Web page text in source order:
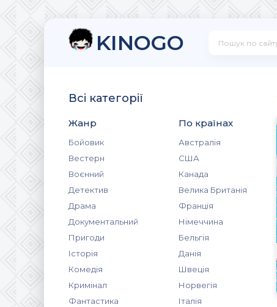
KINOGO
Всі категорії
Жанр
Бойовик
Вестерн
Воєнний
Детектив
Драма
Документальний
Пригоди
Історія
Комедія
Кримінал
Фантастика
По країнах
Австралія
США
Канада
Велика Британія
Франція
Німеччина
Бельгія
Данія
Швеція
Норвегія
Італія